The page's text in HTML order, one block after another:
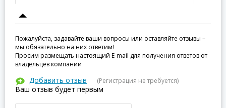
Пожалуйста, задавайте ваши вопросы или оставляйте отзывы –
мы обязательно на них ответим!
Просим размещать настоящий E-mail для получения ответов от
владельцев компании
Добавить отзыв (Регистрация не требуется)
Ваш отзыв будет первым